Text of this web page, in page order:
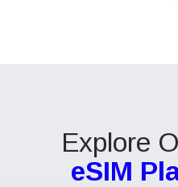
Explore
eSIM